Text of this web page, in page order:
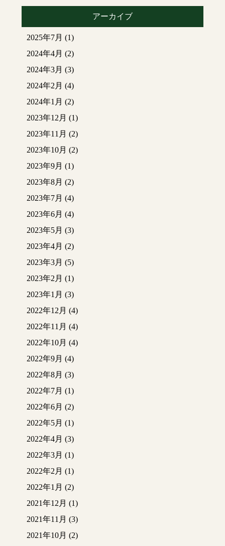
アーカイブ
2025年7月 (1)
2024年4月 (2)
2024年3月 (3)
2024年2月 (4)
2024年1月 (2)
2023年12月 (1)
2023年11月 (2)
2023年10月 (2)
2023年9月 (1)
2023年8月 (2)
2023年7月 (4)
2023年6月 (4)
2023年5月 (3)
2023年4月 (2)
2023年3月 (5)
2023年2月 (1)
2023年1月 (3)
2022年12月 (4)
2022年11月 (4)
2022年10月 (4)
2022年9月 (4)
2022年8月 (3)
2022年7月 (1)
2022年6月 (2)
2022年5月 (1)
2022年4月 (3)
2022年3月 (1)
2022年2月 (1)
2022年1月 (2)
2021年12月 (1)
2021年11月 (3)
2021年10月 (2)